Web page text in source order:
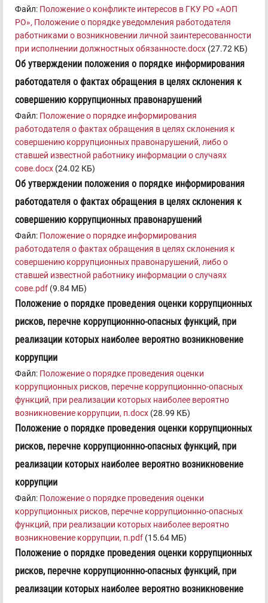
Файл: Положение о конфликте интересов в ГКУ РО «АОП
РО», Положение о порядке уведомления работодателя
работниками о возникновении личной заинтересованности
при исполнении должностных обязанносте.docx (27.72 КБ)
Об утверждении положения о порядке информирования
работодателя о фактах обращения в целях склонения к
совершению коррупционных правонарушений
Файл: Положение о порядке информирования
работодателя о фактах обращения в целях склонения к
совершению коррупционных правонарушений, либо о
ставшей известной работнику информации о случаях
сове.docx (24.02 КБ)
Об утверждении положения о порядке информирования
работодателя о фактах обращения в целях склонения к
совершению коррупционных правонарушений
Файл: Положение о порядке информирования
работодателя о фактах обращения в целях склонения к
совершению коррупционных правонарушений, либо о
ставшей известной работнику информации о случаях
сове.pdf (9.84 МБ)
Положение о порядке проведения оценки коррупционных
рисков, перечне коррупционнно-опасных функций, при
реализации которых наиболее вероятно возникновение
коррупции
Файл: Положение о порядке проведения оценки
коррупционных рисков, перечне коррупционнно-опасных
функций, при реализации которых наиболее вероятно
возникновение коррупции, п.docx (28.99 КБ)
Положение о порядке проведения оценки коррупционных
рисков, перечне коррупционнно-опасных функций, при
реализации которых наиболее вероятно возникновение
коррупции
Файл: Положение о порядке проведения оценки
коррупционных рисков, перечне коррупционнно-опасных
функций, при реализации которых наиболее вероятно
возникновение коррупции, п.pdf (15.64 МБ)
Положение о порядке проведения оценки коррупционных
рисков, перечне коррупционнно-опасных функций, при
реализации которых наиболее вероятно возникновение